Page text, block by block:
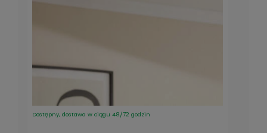
Dostępny, dostawa w ciągu 48/72 godzin